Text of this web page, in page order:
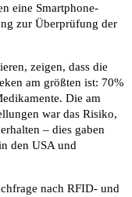
eine Smartphone-
zur Überprüfung der
zeigen, dass die
am größten ist: 70%
Die am
war das Risiko,
– dies gaben
den USA und
nach RFID- und